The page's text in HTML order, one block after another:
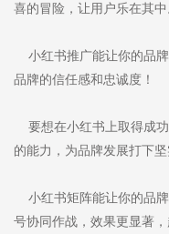
喜的冒险，让用户乐在其中
小红书推广能让你的品
品牌的信任感和忠诚度！
要想在小红书上取得成功
的能力，为品牌发展打下坚
小红书矩阵能让你的品
号协同作战，效果更显著，